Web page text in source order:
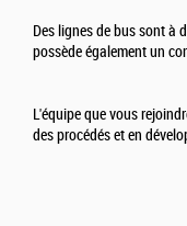
Des lignes de bus sont à
possède également un
L'équipe que vous
des procédés et en